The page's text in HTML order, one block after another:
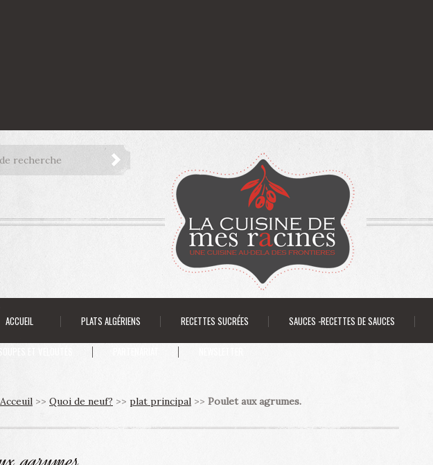
ACCUEIL PLATS ALGÉRIENS RECETTES SUCRÉES SAUCES -RECETTES DE SAUCES
Acceuil >> Quoi de neuf? >> plat principal >> Poulet aux agrumes.